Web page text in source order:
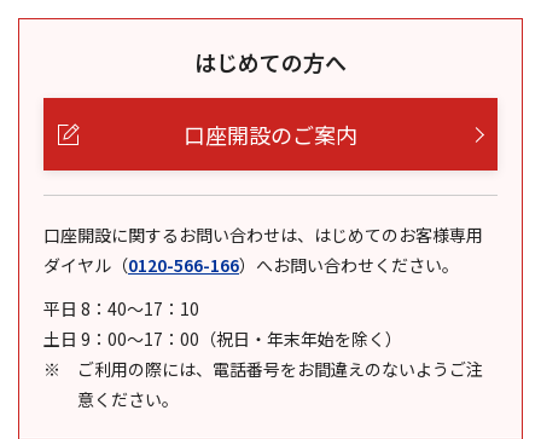
はじめての方へ
口座開設のご案内
口座開設に関するお問い合わせは、はじめてのお客様専用
ダイヤル （0120-566-166） へお問い合わせください。
平日 8：40～17：10
土日 9：00～17：00（祝日・年末年始を除く）
ご利用の際には、電話番号をお間違えのないようご注
意ください。